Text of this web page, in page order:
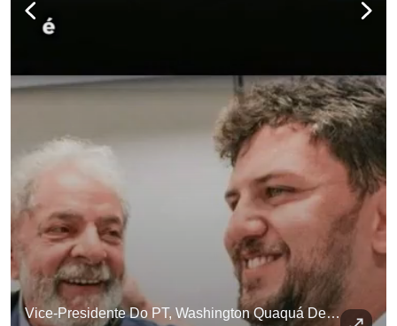
Vice-Presidente Do PT, Washington Quaquá Defende Lulinha E Diz Que Ele Vive Em Condições Precárias